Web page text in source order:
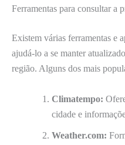
Ferramentas para consultar a
Existem várias ferramentas e
ajudá-lo a se manter
região. Alguns dos mais
Climatempo:
cidade e
Weather.com: